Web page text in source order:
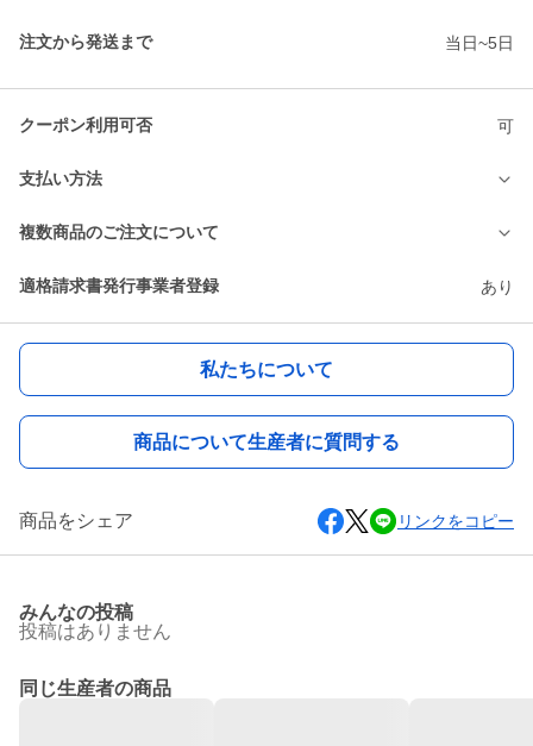
注文から発送まで 当日~5日
クーポン利用可否 可
支払い方法
複数商品のご注文について
適格請求書発行事業者登録 あり
私たちについて
商品について生産者に質問する
商品をシェア リンクをコピー
みんなの投稿
投稿はありません
同じ生産者の商品